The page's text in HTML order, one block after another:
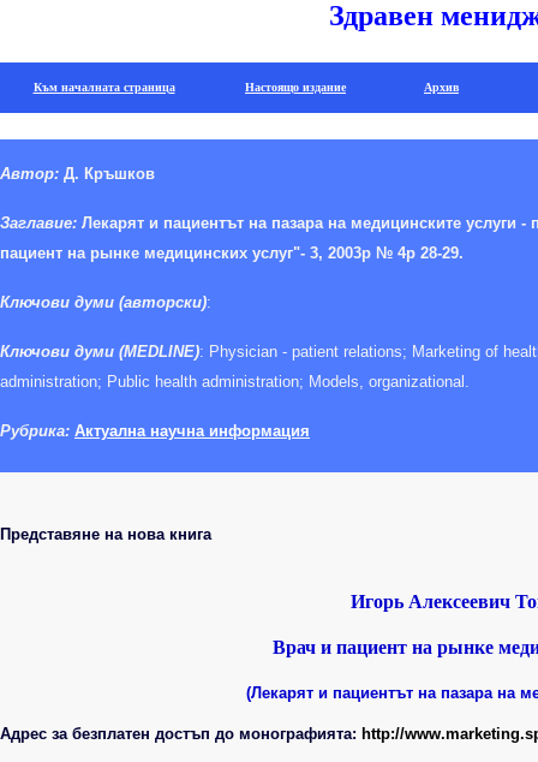
Здравен
Към началната страница Настоящо издание Архив
Автор: Д. Кръшков
Заглавие: Лекарят и пациентът на пазара на медицинските услуги -
пациент на рынке медицинских услуг"- 3, 2003р № 4р 28-29.
Ключови думи (авторски):
Ключови думи (MEDLINE): Physician - patient relations; Marketing of
administration; Public health administration; Models, organizational.
Рубрика: Актуална научна информация
Представяне на нова книга
Игорь Алексеевич
Врач и пациент на рынке
(Лекарят и пациентът на пазара на
Адрес за безплатен достъп до монографията: http://www.marketing.